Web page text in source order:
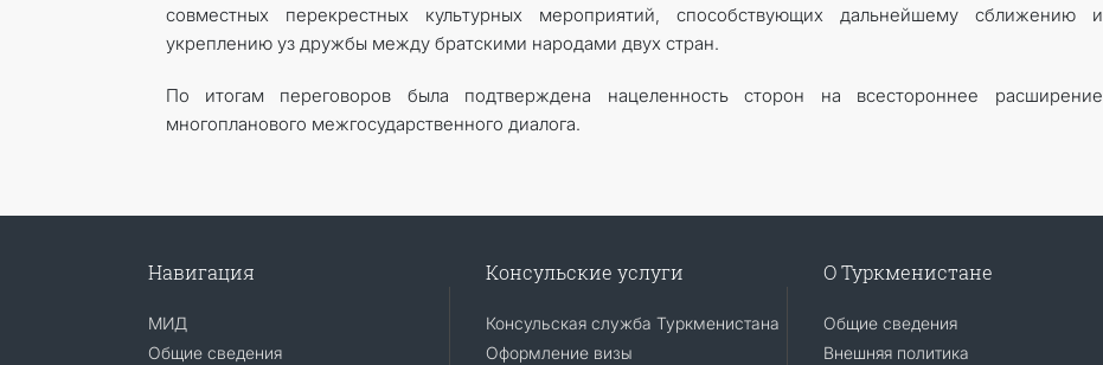
совместных перекрестных культурных мероприятий, способствующих дальнейшему сближению и
укреплению уз дружбы между братскими народами двух стран.
По итогам переговоров была подтверждена нацеленность сторон на всестороннее расширение
многопланового межгосударственного диалога.
Навигация
МИД
Общие сведения
Консульские услуги
Консульская служба Туркменистана
Оформление визы
О Туркменистане
Общие сведения
Внешняя политика